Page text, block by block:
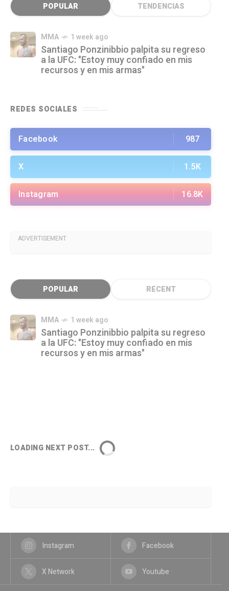
POPULAR TENDENCIAS
MMA 1 week ago
Santiago Ponzinibbio palpita su regreso
a la UFC: "Estoy muy confiado en mis
recursos y en mis armas"
REDES SOCIALES
Facebook 987
X 1.5K
Instagram 16.8K
ADVERTISEMENT
POPULAR RECENT
MMA 1 week ago
Santiago Ponzinibbio palpita su regreso
a la UFC: "Estoy muy confiado en mis
recursos y en mis armas"
LOADING NEXT POST...
Instagram Facebook
X Network Youtube